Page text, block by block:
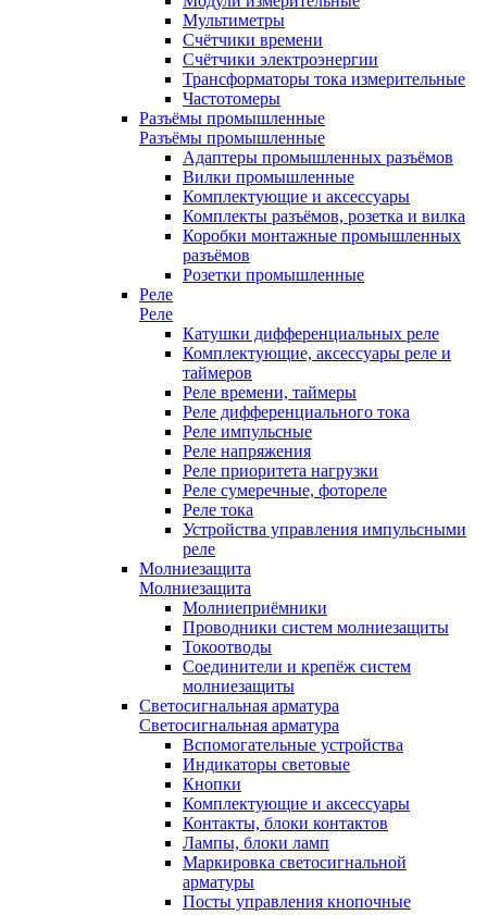
Мультиметры
Счётчики времени
Счётчики электроэнергии
Трансформаторы тока измерительные
Частотомеры
Разъёмы промышленные
Разъёмы промышленные
Адаптеры промышленных разъёмов
Вилки промышленные
Комплектующие и аксессуары
Комплекты разъёмов, розетка и вилка
Коробки монтажные промышленных
разъёмов
Розетки промышленные
Реле
Реле
Катушки дифференциальных реле
Комплектующие, аксессуары реле и
таймеров
Реле времени, таймеры
Реле дифференциального тока
Реле импульсные
Реле напряжения
Реле приоритета нагрузки
Реле сумеречные, фотореле
Реле тока
Устройства управления импульсными
реле
Молниезащита
Молниезащита
Молниеприёмники
Проводники систем молниезащиты
Токоотводы
Соединители и крепёж систем
молниезащиты
Светосигнальная арматура
Светосигнальная арматура
Вспомогательные устройства
Индикаторы световые
Кнопки
Комплектующие и аксессуары
Контакты, блоки контактов
Лампы, блоки ламп
Маркировка светосигнальной
арматуры
Посты управления кнопочные